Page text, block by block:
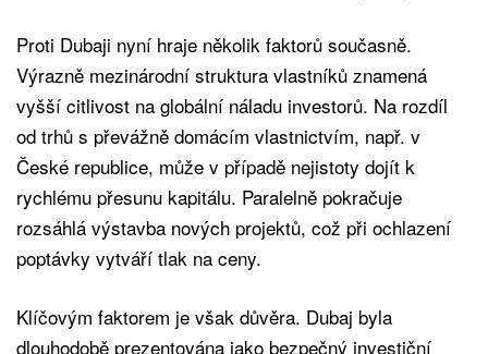
Proti Dubaji nyní hraje několik faktorů současně.
Výrazně mezinárodní struktura vlastníků znamená
vyšší citlivost na globální náladu investorů. Na rozdíl
od trhů s převážně domácím vlastnictvím, např. v
České republice, může v případě nejistoty dojít k
rychlému přesunu kapitálu. Paralelně pokračuje
rozsáhlá výstavba nových projektů, což při ochlazení
poptávky vytváří tlak na ceny.
Klíčovým faktorem je však důvěra. Dubaj byla
dlouhodobě prezentována jako bezpečný investiční